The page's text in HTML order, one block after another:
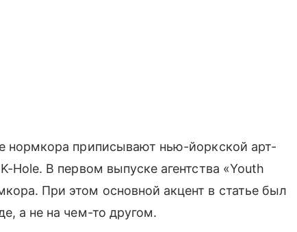
нормкора приписывают нью-йоркской арт-
Hole. В первом выпуске агентства «Youth
При этом основной акцент в статье был
а не на чем-то другом.